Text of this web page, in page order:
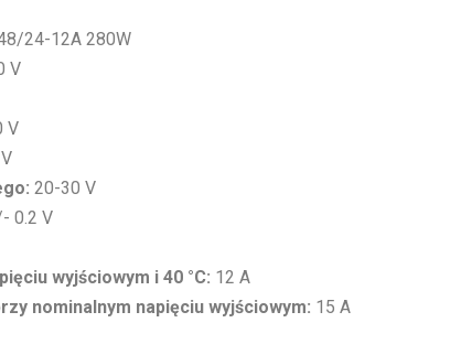
24-12A 280W
V
V
20-30 V
0.2 V
wyjściowym i 40 °C: 12 A
nominalnym napięciu wyjściowym: 15 A